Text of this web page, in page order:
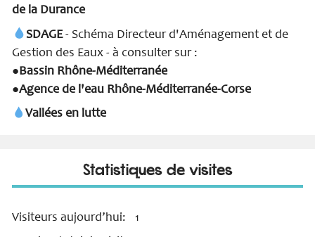
de la Durance
SDAGE- Schéma Directeur d'Aménagement et de
Gestion des Eaux - à consulter sur :
●Bassin Rhône-Méditerranée
●Agence de l'eau Rhône-Méditerranée-Corse
Vallées en lutte
Statistiques de visites
Visiteurs aujourd’hui: 1